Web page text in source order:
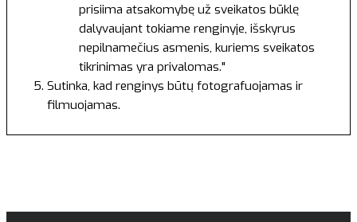
prisiima atsakomybę už sveikatos būklę
dalyvaujant tokiame renginyje, išskyrus
nepilnamečius asmenis, kuriems sveikatos
tikrinimas yra privalomas."
Sutinka, kad renginys būtų fotografuojamas ir
filmuojamas.